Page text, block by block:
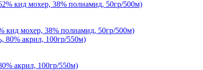
мохер, 38% полиамид, 50гр/500м)
акрил, 100гр/550м)